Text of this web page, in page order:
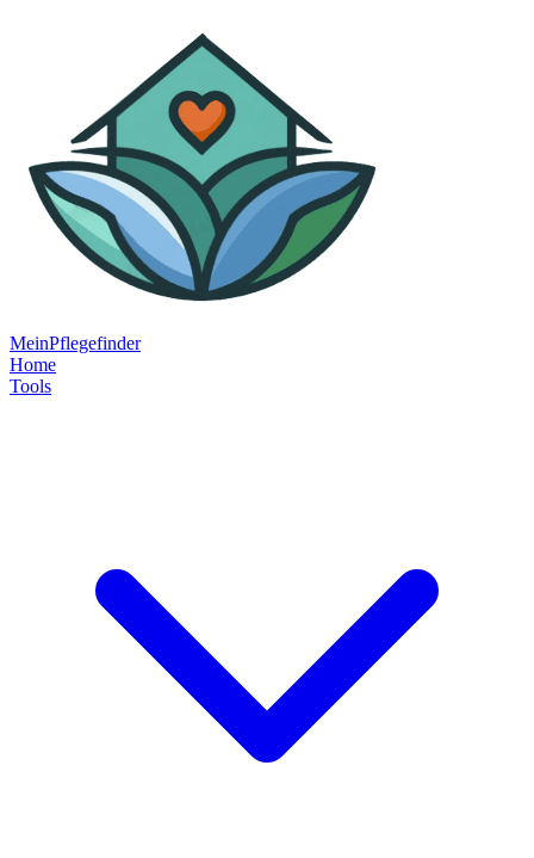
MeinPflegefinder
Home
Tools